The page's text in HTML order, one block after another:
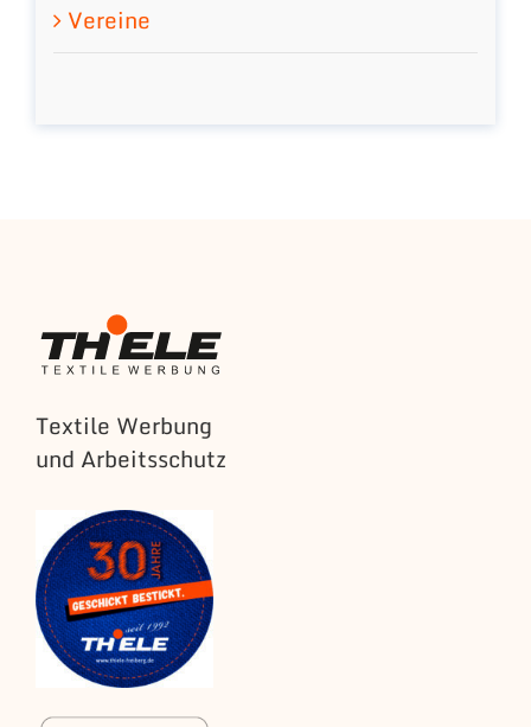
Vereine
Textile Werbung
und Arbeitsschutz